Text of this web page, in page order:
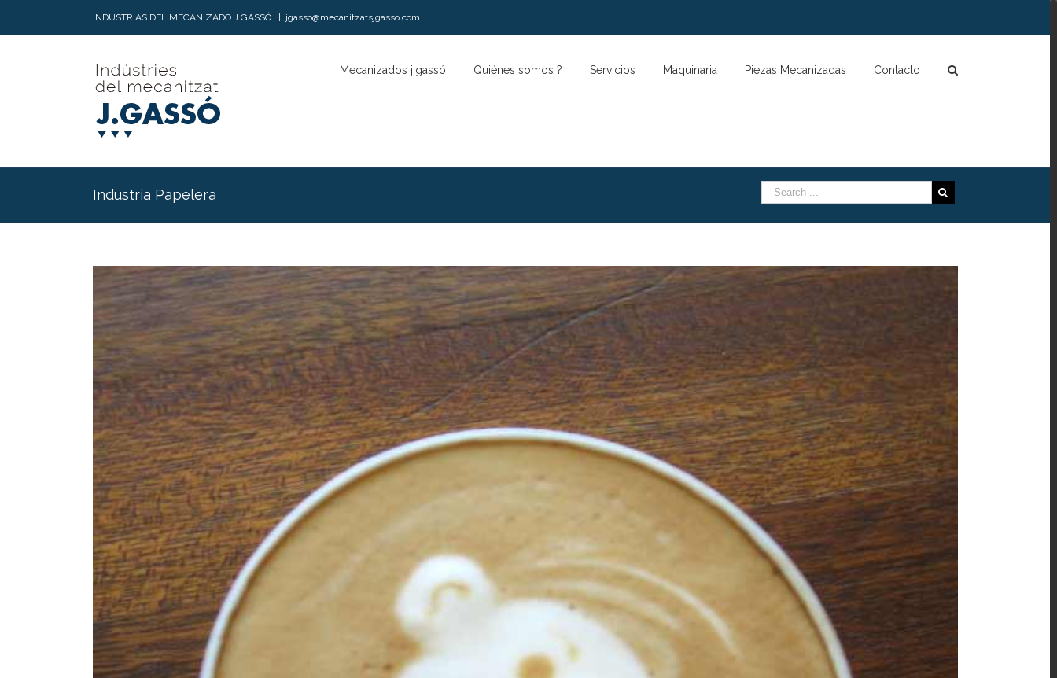
INDUSTRIAS DEL MECANIZADO J.GASSÓ jgasso@mecanitzatsjgasso.com
Mecanizados j.gassó Quiénes somos ? Servicios Maquinaria Piezas Mecanizadas Contacto
Industria Papelera